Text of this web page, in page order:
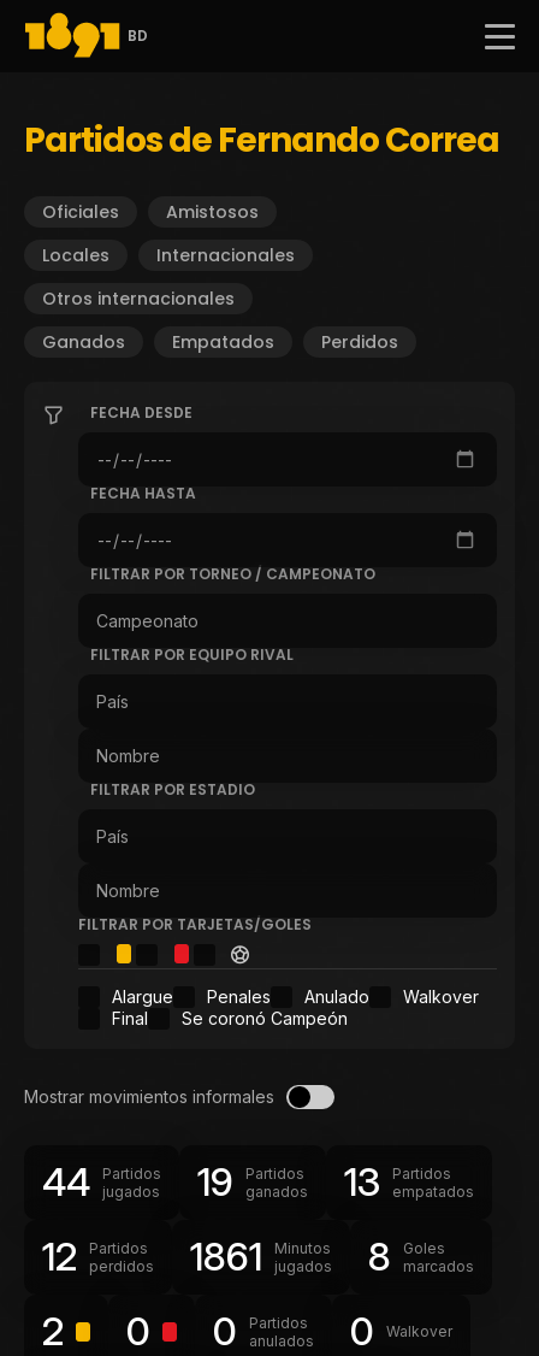
BD
Partidos de Fernando Correa
Oficiales
Amistosos
Locales
Internacionales
Otros internacionales
Ganados
Empatados Perdidos
FECHA DESDE
FECHA HASTA
FILTRAR POR TORNEO / CAMPEONATO
FILTRAR POR EQUIPO RIVAL
FILTRAR POR ESTADIO
FILTRAR POR TARJETAS/GOLES
Alargue Penales Anulado
Walkover
Final
Se coronó Campeón
Mostrar movimientos informales
44
Partidos
jugados
19
Partidos
ganados
13
Partidos
empatados
12
Partidos
perdidos
1861
Minutos
jugados
8
Goles
marcados
2 0 0
Partidos
anulados
0 Walkover